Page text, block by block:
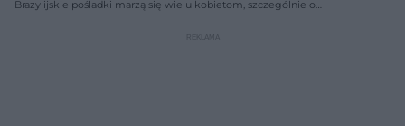
Brazylijskie pośladki marzą się wielu kobietom, szczególnie o
jest jednak inwazyjny i bywa niebezpieczny.